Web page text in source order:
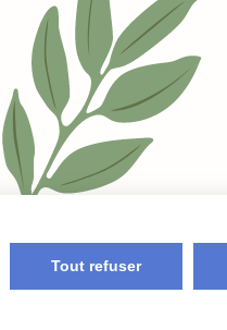
Tout refuser